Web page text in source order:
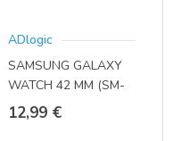
ADlogic
SAMSUNG GALAXY
WATCH 42 MM (SM-
R810 / SM-R815) (20
MM)
12,99 €